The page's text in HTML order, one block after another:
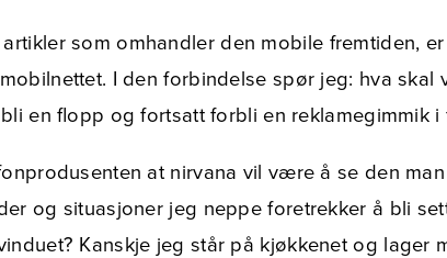
som omhandler den mobile fremtiden,
I den forbindelse spør jeg: hva skal
en flopp og fortsatt forbli en reklamegimmik i
at nirvana vil være å se den
og situasjoner jeg neppe foretrekker å bli
Kanskje jeg står på kjøkkenet og lager